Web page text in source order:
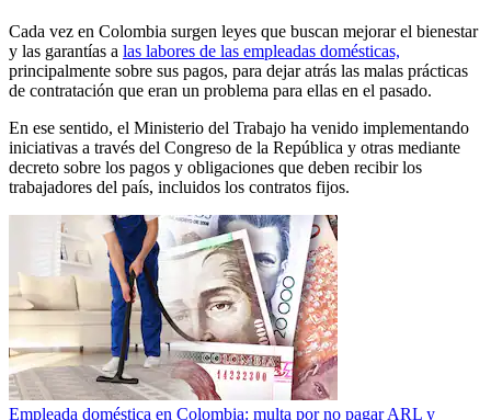
Cada vez en Colombia surgen leyes que buscan mejorar el bienestar
y las garantías a las labores de las empleadas domésticas,
principalmente sobre sus pagos, para dejar atrás las malas prácticas
de contratación que eran un problema para ellas en el pasado.
En ese sentido, el Ministerio del Trabajo ha venido implementando
iniciativas a través del Congreso de la República y otras mediante
decreto sobre los pagos y obligaciones que deben recibir los
trabajadores del país, incluidos los contratos fijos.
Empleada doméstica en Colombia: multa por no pagar ARL y